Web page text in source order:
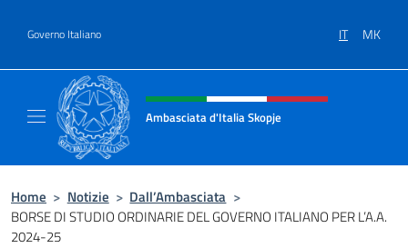
Governo Italiano IT MK
Intestazione sito, social e menù
Ambasciata d'Italia Skopje
Home > Notizie > Dall’Ambasciata >
BORSE DI STUDIO ORDINARIE DEL GOVERNO ITALIANO PER L’A.A.
2024-25